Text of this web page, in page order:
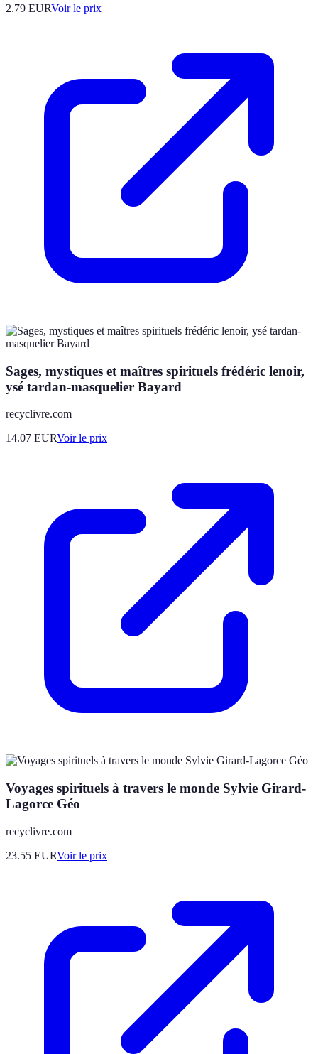
2.79 EURVoir le prix
Sages, mystiques et maîtres spirituels frédéric lenoir,
ysé tardan-masquelier Bayard
recyclivre.com
14.07 EURVoir le prix
Voyages spirituels à travers le monde Sylvie Girard-
Lagorce Géo
recyclivre.com
23.55 EURVoir le prix